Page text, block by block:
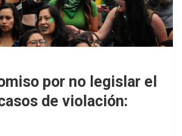
por no legislar el
de violación: